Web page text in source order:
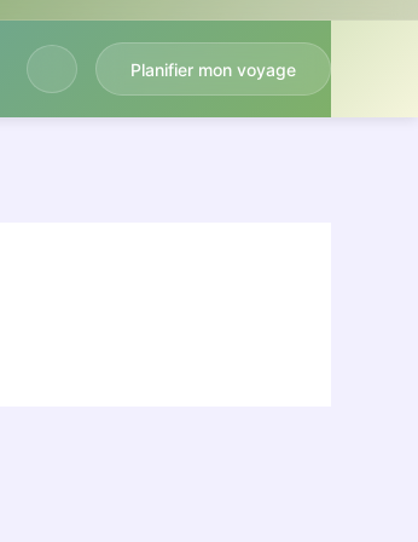
Planifier mon voyage